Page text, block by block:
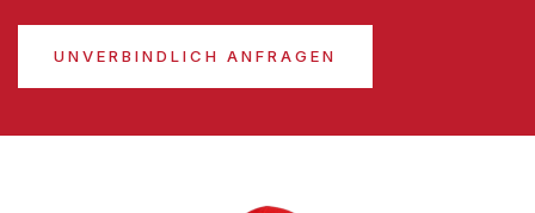
UNVERBINDLICH ANFRAGEN